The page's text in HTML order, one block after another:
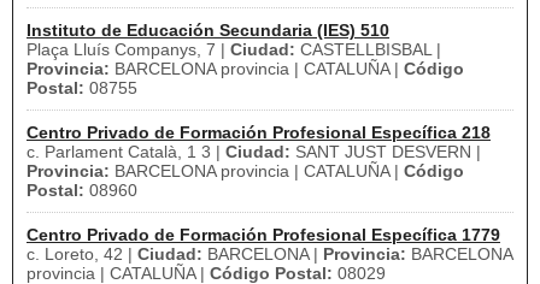
Instituto de Educación Secundaria (IES) 510
Plaça Lluís Companys, 7 | Ciudad: CASTELLBISBAL |
Provincia: BARCELONA provincia | CATALUÑA | Código
Postal: 08755
Centro Privado de Formación Profesional Específica 218
c. Parlament Català, 1 3 | Ciudad: SANT JUST DESVERN |
Provincia: BARCELONA provincia | CATALUÑA | Código
Postal: 08960
Centro Privado de Formación Profesional Específica 1779
c. Loreto, 42 | Ciudad: BARCELONA | Provincia: BARCELONA
provincia | CATALUÑA | Código Postal: 08029